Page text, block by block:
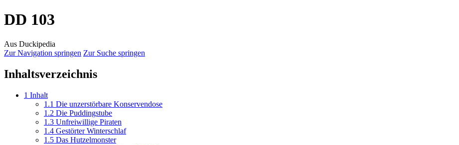
DD 103
Aus Duckipedia
Zur Navigation springen Zur Suche springen
Inhaltsverzeichnis
1 Inhalt
1.1 Die unzerstörbare Konservendose
1.2 Die Puddingstube
1.3 Unfreiwillige Piraten
1.4 Gestörter Winterschlaf
1.5 Das Hutzelmonster